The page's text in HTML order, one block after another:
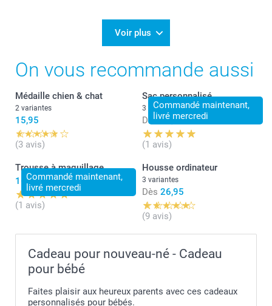
Voir plus
On vous recommande aussi
Médaille chien & chat
2 variantes
15,95
(3 avis)
Commandé maintenant,
livré mercredi
Sac personnalisé
3 variantes
Dès 16,95
(1 avis)
Commandé maintenant,
livré mercredi
Trousse à maquillage
16,95
(1 avis)
Housse ordinateur
3 variantes
Dès 26,95
(9 avis)
Cadeau pour nouveau-né - Cadeau
pour bébé
Faites plaisir aux heureux parents avec ces cadeaux
personnalisés pour bébés.